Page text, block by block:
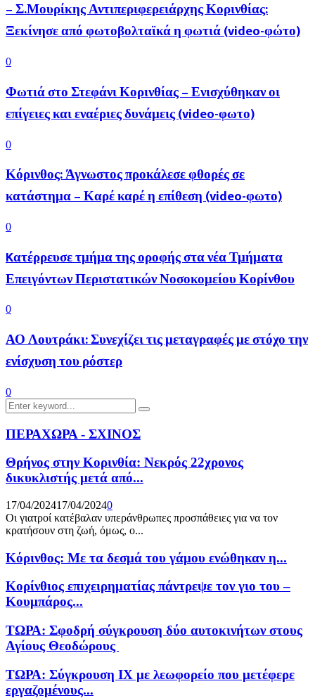
– Σ.Μουρίκης Αντιπεριφερειάρχης Κορινθίας:
Ξεκίνησε από φωτοβολταϊκά η φωτιά (video-φώτο)
0
Φωτιά στο Στεφάνι Κορινθίας – Ενισχύθηκαν οι
επίγειες και εναέριες δυνάμεις (video-φωτο)
0
Κόρινθος: Άγνωστος προκάλεσε φθορές σε
κατάστημα – Καρέ καρέ η επίθεση (video-φωτο)
0
Kατέρρευσε τμήμα της οροφής στα νέα Τμήματα
Επειγόντων Περιστατικών Νοσοκομείου Κορίνθου
0
ΑΟ Λουτράκι: Συνεχίζει τις μεταγραφές με στόχο την
ενίσχυση του ρόστερ
0
Search
for:
Search
ΠΕΡΑΧΩΡΑ - ΣΧΙΝΟΣ
Θρήνος στην Κορινθία: Νεκρός 22χρονος
δικυκλιστής μετά από...
17/04/202417/04/20240
Οι γιατροί κατέβαλαν υπεράνθρωπες προσπάθειες για να τον
κρατήσουν στη ζωή, όμως, ο...
Κόρινθος: Με τα δεσμά του γάμου ενώθηκαν η...
Κορίνθιος επιχειρηματίας πάντρεψε τον γιο του –
Κουμπάρος...
ΤΩΡΑ: Σφοδρή σύγκρουση δύο αυτοκινήτων στους
Αγίους Θεοδώρους
ΤΩΡΑ: Σύγκρουση ΙΧ με λεωφορείο που μετέφερε
εργαζομένους...